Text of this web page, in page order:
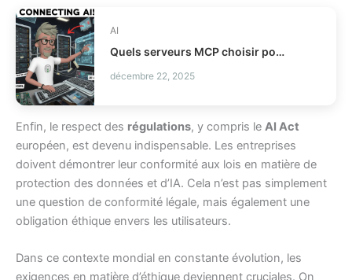
AI
Quels serveurs MCP choisir pour vos agents IA ?
décembre 22, 2025
Enfin, le respect des régulations, y compris le AI Act
européen, est devenu indispensable. Les entreprises
doivent démontrer leur conformité aux lois en matière de
protection des données et d’IA. Cela n’est pas simplement
une question de conformité légale, mais également une
obligation éthique envers les utilisateurs.
Dans ce contexte mondial en constante évolution, les
exigences en matière d’éthique deviennent cruciales. On